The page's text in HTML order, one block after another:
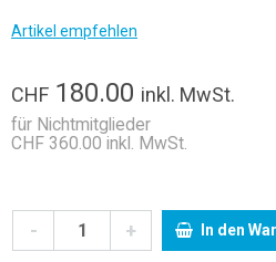
Artikel empfehlen
CHF 180.00 inkl. MwSt.
für Nichtmitglieder
CHF 360.00 inkl. MwSt.
- + In den